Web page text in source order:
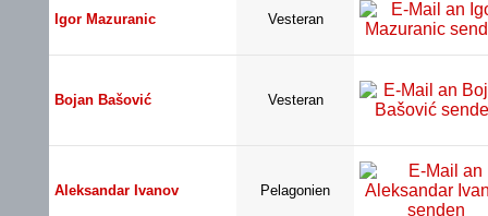
Igor Mazuranic Vesteran
Bojan Bašović Vesteran
Aleksandar Ivanov Pelagonien